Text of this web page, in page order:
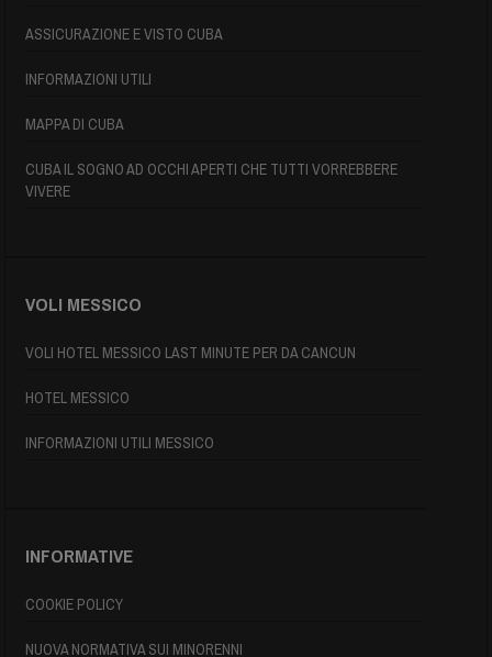
ASSICURAZIONE E VISTO CUBA
INFORMAZIONI UTILI
MAPPA DI CUBA
CUBA IL SOGNO AD OCCHI APERTI CHE TUTTI VORREBBERE
VIVERE
VOLI MESSICO
VOLI HOTEL MESSICO LAST MINUTE PER DA CANCUN
HOTEL MESSICO
INFORMAZIONI UTILI MESSICO
INFORMATIVE
COOKIE POLICY
NUOVA NORMATIVA SUI MINORENNI